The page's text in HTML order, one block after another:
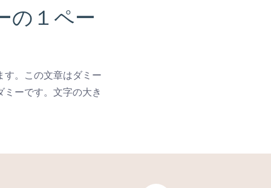
の１ペー
。この文章はダミー
ーです。文字の大き